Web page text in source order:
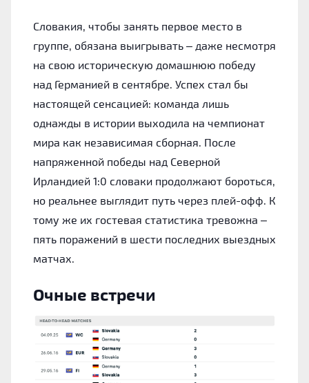
Словакия, чтобы занять первое место в
группе, обязана выигрывать – даже несмотря
на свою историческую домашнюю победу
над Германией в сентябре. Успех стал бы
настоящей сенсацией: команда лишь
однажды в истории выходила на чемпионат
мира как независимая сборная. После
напряженной победы над Северной
Ирландией 1:0 словаки продолжают бороться,
но реальнее выглядит путь через плей-офф. К
тому же их гостевая статистика тревожна –
пять поражений в шести последних выездных
матчах.
Очные встречи